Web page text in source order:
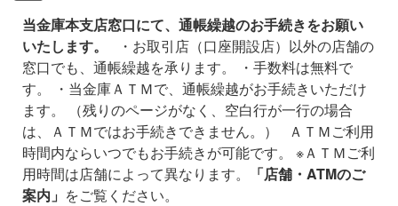
当金庫本支店窓口にて、通帳繰越のお手続きをお願い
いたします。
・お取引店（口座開設店）以外の店舗の
窓口でも、通帳繰越を承ります。
・手数料は無料で
す。
・当金庫ＡＴＭで、通帳繰越がお手続きいただけ
ます。
（残りのページがなく、空白行が一行の場合
は、ＡＴＭではお手続きできません。）
ＡＴＭご利用
時間内ならいつでもお手続きが可能です。
※ＡＴＭご利
用時間は店舗によって異なります。
「店舗・ATMのご
案内」 をご覧ください。